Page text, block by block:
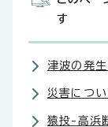
す
津波の発
災害につ
猿投-高浜